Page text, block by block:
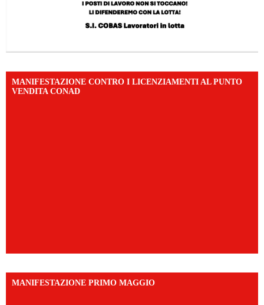
MANIFESTAZIONE CONTRO I LICENZIAMENTI AL PUNTO
VENDITA CONAD
MANIFESTAZIONE PRIMO MAGGIO